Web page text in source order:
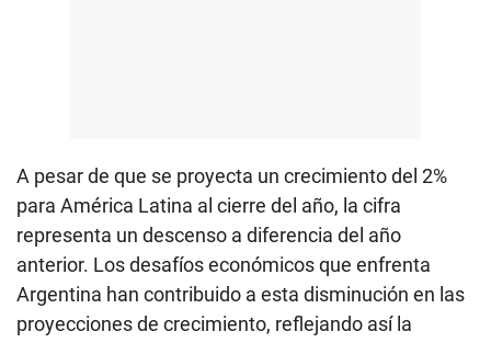
A pesar de que se proyecta un crecimiento del 2%
para América Latina al cierre del año, la cifra
representa un descenso a diferencia del año
anterior. Los desafíos económicos que enfrenta
Argentina han contribuido a esta disminución en las
proyecciones de crecimiento, reflejando así la